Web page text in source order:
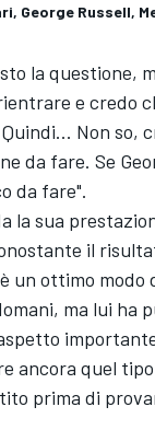
George Russell,
la questione,
e credo
Non so,
da fare. Se
da fare".
la sua
il
un ottimo modo
ma lui ha
ancora quel
prima di